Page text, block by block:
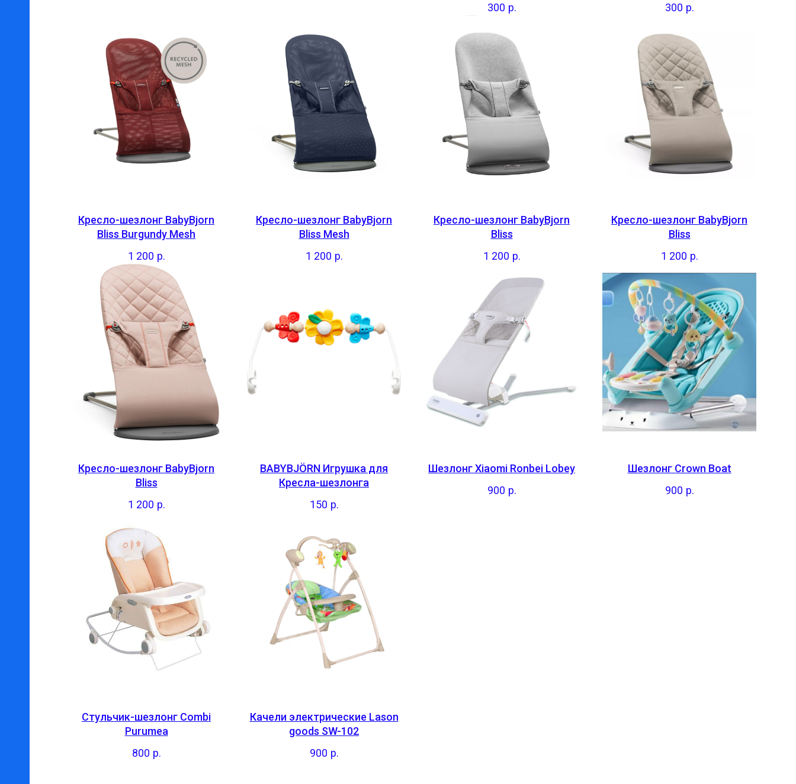
300 р.
300 р.
Кресло-шезлонг BabyBjorn
Bliss Burgundy Mesh
1 200 р.
Кресло-шезлонг BabyBjorn
Bliss Mesh
1 200 р.
Кресло-шезлонг BabyBjorn
Bliss
1 200 р.
Кресло-шезлонг BabyBjorn
Bliss
1 200 р.
Кресло-шезлонг BabyBjorn
Bliss
1 200 р.
BABYBJÖRN Игрушка для
Кресла-шезлонга
150 р.
Шезлонг Xiaomi Ronbei Lobey
900 р.
Шезлонг Crown Boat
900 р.
Стульчик-шезлонг Combi
Purumea
800 р.
Качели электрические Lason
goods SW-102
900 р.